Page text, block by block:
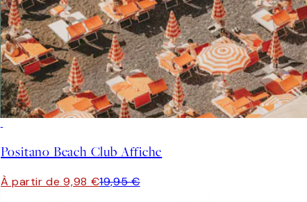
Positano Beach Club Affiche
À partir de 9,98 €19,95 €